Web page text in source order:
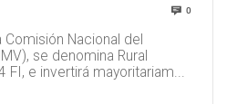
0
Nacional del
se denomina Rural
FI, e invertirá mayoritariam...